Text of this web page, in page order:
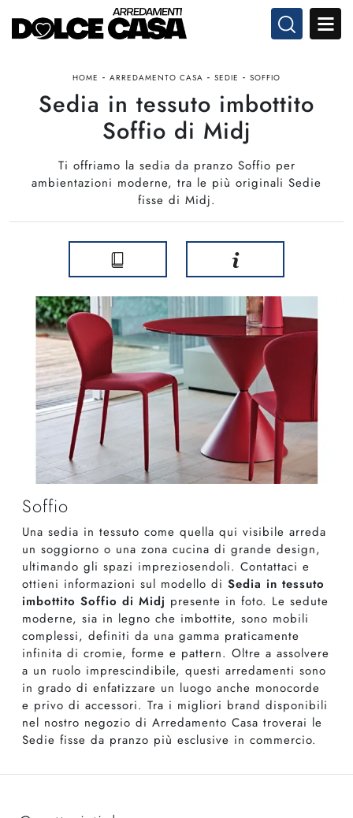
HOME - ARREDAMENTO CASA - SEDIE - SOFFIO
Sedia in tessuto imbottito
Soffio di Midj
Ti offriamo la sedia da pranzo Soffio per
ambientazioni moderne, tra le più originali Sedie
fisse di Midj.
Soffio
Una sedia in tessuto come quella qui visibile arreda
un soggiorno o una zona cucina di grande design,
ultimando gli spazi impreziosendoli. Contattaci e
ottieni informazioni sul modello di Sedia in tessuto
imbottito Soffio di Midj presente in foto. Le sedute
moderne, sia in legno che imbottite, sono mobili
complessi, definiti da una gamma praticamente
infinita di cromie, forme e pattern. Oltre a assolvere
a un ruolo imprescindibile, questi arredamenti sono
in grado di enfatizzare un luogo anche monocorde
e privo di accessori. Tra i migliori brand disponibili
nel nostro negozio di Arredamento Casa troverai le
Sedie fisse da pranzo più esclusive in commercio.